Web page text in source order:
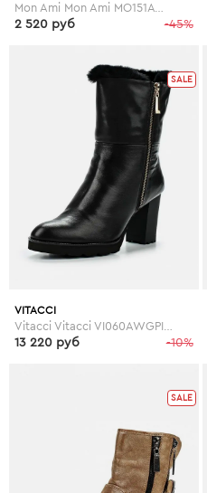
-45%
2 520 руб
SALE
VITACCI
-10%
13 220 руб
SALE